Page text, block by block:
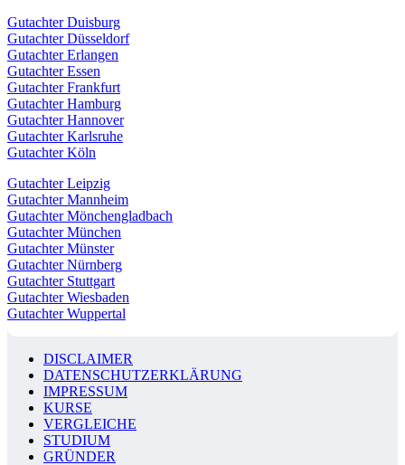
Gutachter Duisburg
Gutachter Düsseldorf
Gutachter Erlangen
Gutachter Essen
Gutachter Frankfurt
Gutachter Hamburg
Gutachter Hannover
Gutachter Karlsruhe
Gutachter Köln
Gutachter Leipzig
Gutachter Mannheim
Gutachter Mönchengladbach
Gutachter München
Gutachter Münster
Gutachter Nürnberg
Gutachter Stuttgart
Gutachter Wiesbaden
Gutachter Wuppertal
DISCLAIMER
DATENSCHUTZERKLÄRUNG
IMPRESSUM
KURSE
VERGLEICHE
STUDIUM
GRÜNDER